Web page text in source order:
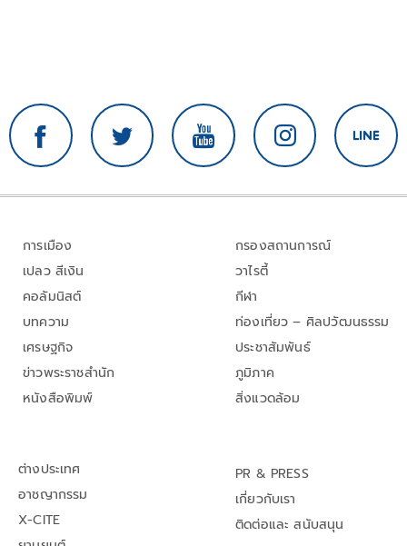
การเมือง
เปลว สีเงิน
คอลัมนิสต์
บทความ
เศรษฐกิจ
ข่าวพระราชสำนัก
หนังสือพิมพ์
กรองสถานการณ์
วาไรตี้
กีฬา
ท่องเที่ยว – ศิลปวัฒนธรรม
ประชาสัมพันธ์
ภูมิภาค
สิ่งแวดล้อม
ต่างประเทศ
อาชญากรรม
X-CITE
PR & PRESS
เกี่ยวกับเรา
ติดต่อและ สนับสนุน